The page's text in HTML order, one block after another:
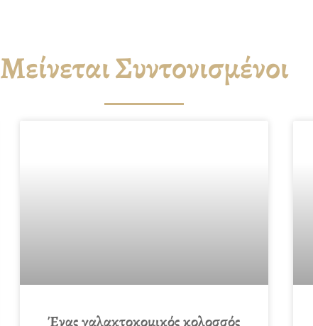
Μείνεται Συντονισμένοι
Ένας γαλακτοκομικός κολοσσός